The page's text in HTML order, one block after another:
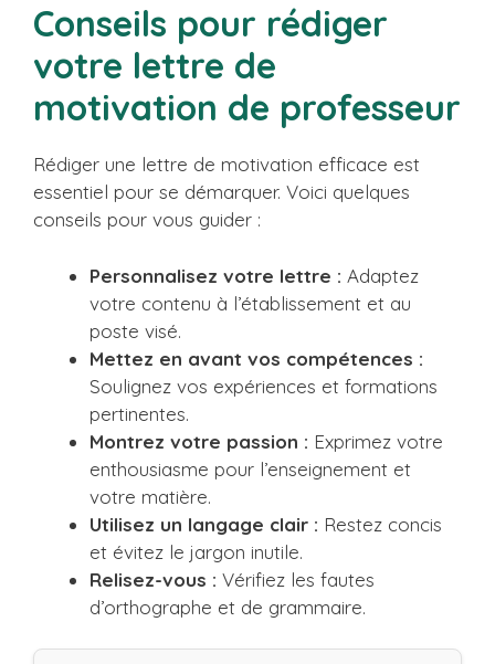
Conseils pour rédiger
votre lettre de
motivation de professeur
Rédiger une lettre de motivation efficace est
essentiel pour se démarquer. Voici quelques
conseils pour vous guider :
Personnalisez votre lettre : Adaptez
votre contenu à l’établissement et au
poste visé.
Mettez en avant vos compétences :
Soulignez vos expériences et formations
pertinentes.
Montrez votre passion : Exprimez votre
enthousiasme pour l’enseignement et
votre matière.
Utilisez un langage clair : Restez concis
et évitez le jargon inutile.
Relisez-vous : Vérifiez les fautes
d’orthographe et de grammaire.